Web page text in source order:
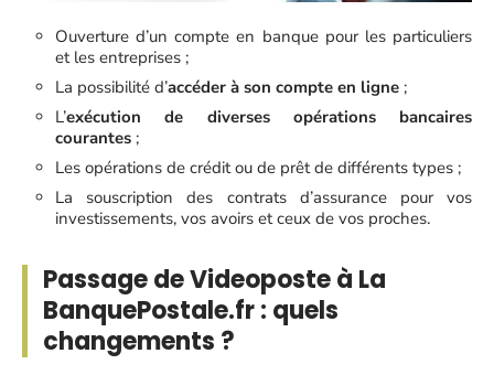
Ouverture d’un compte en banque pour les particuliers
et les entreprises ;
La possibilité d’accéder à son compte en ligne ;
L’exécution de diverses opérations bancaires
courantes ;
Les opérations de crédit ou de prêt de différents types ;
La souscription des contrats d’assurance pour vos
investissements, vos avoirs et ceux de vos proches.
Passage de Videoposte à La
BanquePostale.fr : quels
changements ?